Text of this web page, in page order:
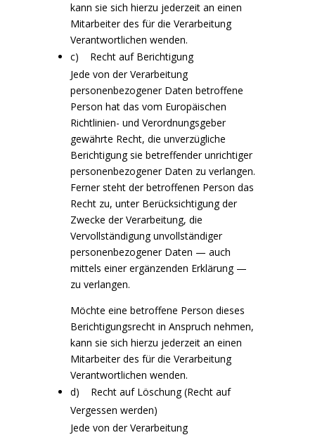
kann sie sich hierzu jederzeit an einen
Mitarbeiter des für die Verarbeitung
Verantwortlichen wenden.
c) Recht auf Berichtigung
Jede von der Verarbeitung
personenbezogener Daten betroffene
Person hat das vom Europäischen
Richtlinien- und Verordnungsgeber
gewährte Recht, die unverzügliche
Berichtigung sie betreffender unrichtiger
personenbezogener Daten zu verlangen.
Ferner steht der betroffenen Person das
Recht zu, unter Berücksichtigung der
Zwecke der Verarbeitung, die
Vervollständigung unvollständiger
personenbezogener Daten — auch
mittels einer ergänzenden Erklärung —
zu verlangen.
Möchte eine betroffene Person dieses
Berichtigungsrecht in Anspruch nehmen,
kann sie sich hierzu jederzeit an einen
Mitarbeiter des für die Verarbeitung
Verantwortlichen wenden.
d) Recht auf Löschung (Recht auf
Vergessen werden)
Jede von der Verarbeitung